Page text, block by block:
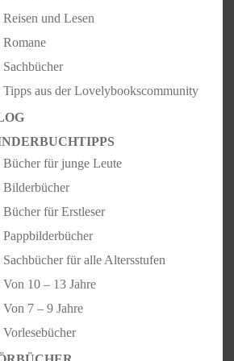
Reisen und Lesen
Romane
Sachbücher
Tipps aus der Lovelybookscommunity
Bücher für junge Leute
Bilderbücher
Bücher für Erstleser
Pappbilderbücher
Sachbücher für alle Altersstufen
Von 10 – 13 Jahre
Von 7 – 9 Jahre
Vorlesebücher